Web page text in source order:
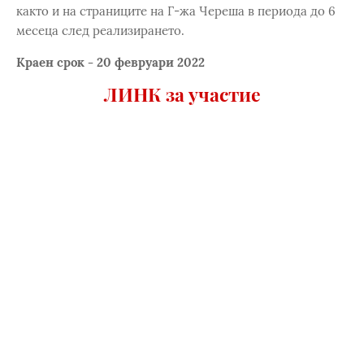
както и на страниците на Г-жа Череша в периода до 6
месеца след реализирането.
Краен срок - 20 февруари 2022
ЛИНК за участие